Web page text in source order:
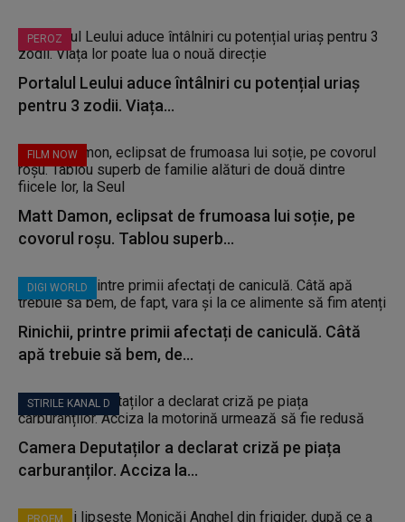
PEROZ
Portalul Leului aduce întâlniri cu potențial uriaș
pentru 3 zodii. Viața...
FILM NOW
Matt Damon, eclipsat de frumoasa lui soție, pe
covorul roșu. Tablou superb...
DIGI WORLD
Rinichii, printre primii afectați de caniculă. Câtă
apă trebuie să bem, de...
STIRILE KANAL D
Camera Deputaților a declarat criză pe piața
carburanților. Acciza la...
PROFM